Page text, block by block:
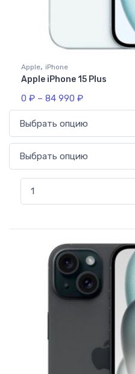
Apple, iPhone
Apple iPhone 15 Plus
0 ₽ – 84 990 ₽